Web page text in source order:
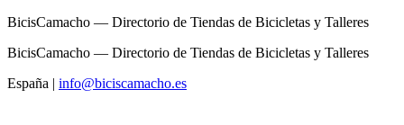
BicisCamacho — Directorio de Tiendas de Bicicletas y Talleres
BicisCamacho — Directorio de Tiendas de Bicicletas y Talleres
España | info@biciscamacho.es